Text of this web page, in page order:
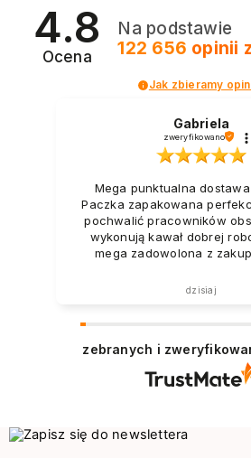
2026? Znajdź inspirację dla swojego
4.8
Ocena
Na podstawie
122 656 opinii
Jak zbieramy
Gabriela
zweryfikowano
Mega punktualna dostawa
Paczka zapakowana
pochwalić pracowników
wykonują kawał dobrej
mega zadowolona z
dzisiaj
zebranych i